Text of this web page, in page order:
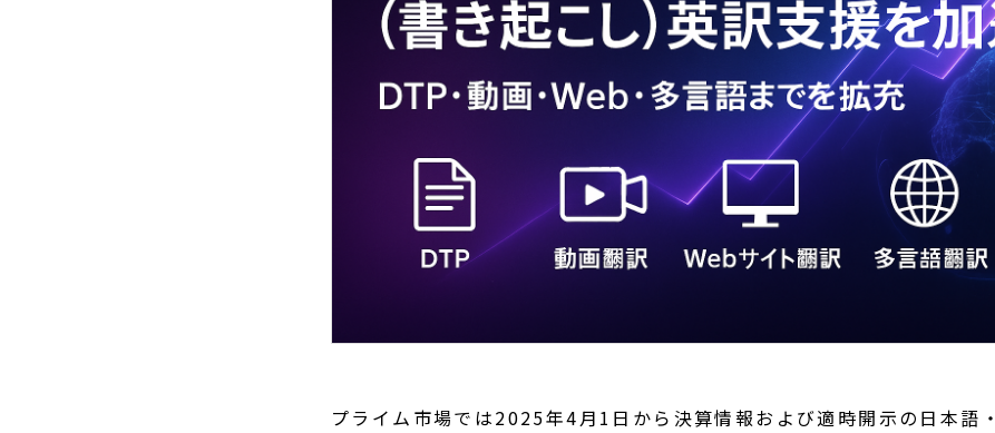
プライム市場では2025年4月1日から決算情報および適時開示の日本語